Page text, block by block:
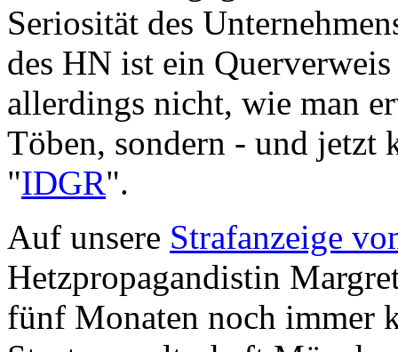
Seriosität des
des HN ist ein
allerdings nicht, wie man
Töben, sondern - und jetzt
"IDGR".
Auf unsere Strafanzeige
Hetzpropagandistin
fünf Monaten noch immer